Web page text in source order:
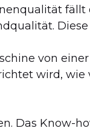
von
wird,
Das Know-